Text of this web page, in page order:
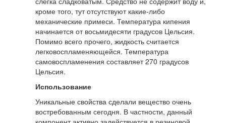
кроме того, тут отсутствуют какие-либо
механические примеси. Температура кипения
начинается от восьмидесяти градусов Цельсия.
Помимо всего прочего, жидкость считается
легковоспламеняющейся. Температура
самовоспламенения составляет 270 градусов
Цельсия.
Использование
Уникальные свойства сделали вещество очень
востребованным сегодня. В частности, данный